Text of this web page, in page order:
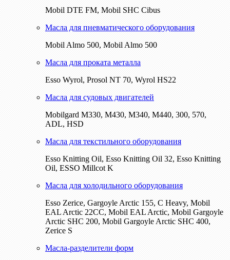
Mobil DTE FM, Mobil SHC Cibus
Масла для пневматического оборудования
Mobil Almo 500, Mobil Almo 500
Масла для проката металла
Esso Wyrol, Prosol NT 70, Wyrol HS22
Масла для судовых двигателей
Mobilgard M330, M430, M340, M440, 300, 570,
ADL, HSD
Масла для текстильного оборудования
Esso Knitting Oil, Esso Knitting Oil 32, Esso Knitting
Oil, ESSO Millcot K
Масла для холодильного оборудования
Esso Zerice, Gargoyle Arctic 155, С Heavy, Mobil
EAL Arctic 22CC, Mobil EAL Arctic, Mobil Gargoyle
Arctic SHC 200, Mobil Gargoyle Arctic SHC 400,
Zerice S
Масла-разделители форм